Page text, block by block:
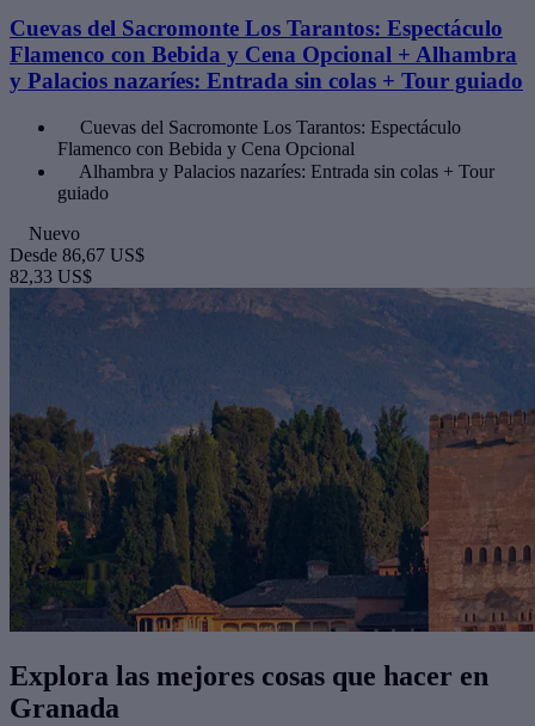
Cuevas del Sacromonte Los Tarantos: Espectáculo
Flamenco con Bebida y Cena Opcional + Alhambra
y Palacios nazaríes: Entrada sin colas + Tour guiado
Cuevas del Sacromonte Los Tarantos: Espectáculo
Flamenco con Bebida y Cena Opcional
Alhambra y Palacios nazaríes: Entrada sin colas + Tour
guiado
Nuevo
Desde 86,67 US$
82,33 US$
Explora las mejores cosas que hacer en
Granada